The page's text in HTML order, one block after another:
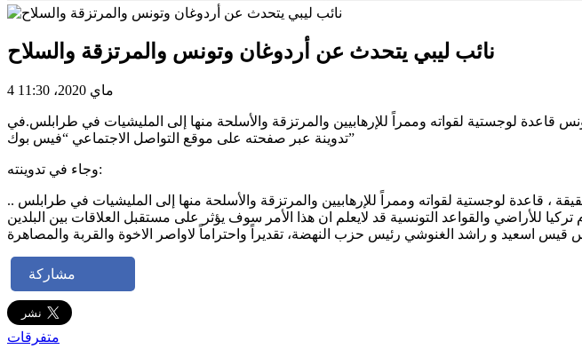
نائب ليبي يتحدث عن أردوغان وتونس والمرتزقة والسلاح
4 ماي 2020، 11:30
لوجستية لقواته وممراً للإرهابيين والمرتزقة والأسلحة منها إلى المليشيات في طرابلس.في
تدوينة عبر صفحته على موقع التواصل الاجتماعي “فيس بوك”
وجاء في تدوينته:
مشاركة
متفرقات